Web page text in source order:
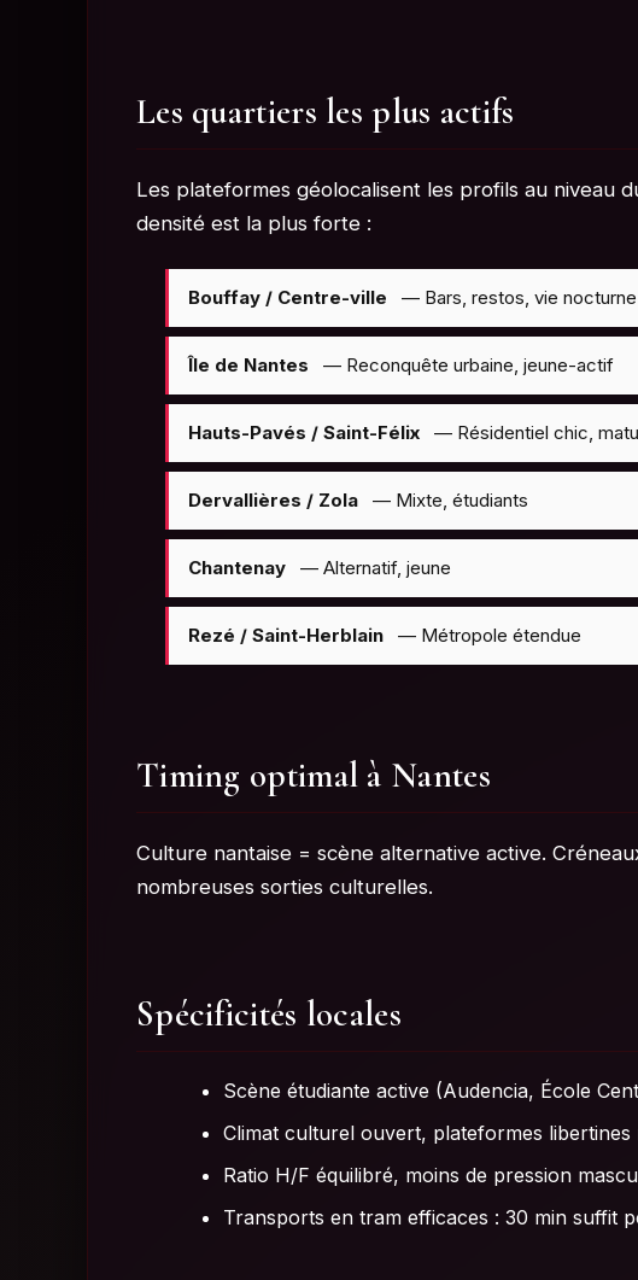
Les quartiers les plus actifs
Les plateformes géolocalisent les profils au niveau
densité est la plus forte :
Bouffay / Centre-ville — Bars, restos, vie nocturne
Île de Nantes — Reconquête urbaine, jeune-actif
Hauts-Pavés / Saint-Félix — Résidentiel chic,
Dervallières / Zola — Mixte, étudiants
Chantenay — Alternatif, jeune
Rezé / Saint-Herblain — Métropole étendue
Timing optimal à Nantes
Culture nantaise = scène alternative active.
nombreuses sorties culturelles.
Spécificités locales
Scène étudiante active (Audencia, École
Climat culturel ouvert, plateformes libertines
Ratio H/F équilibré, moins de pression
Transports en tram efficaces : 30 min suffit